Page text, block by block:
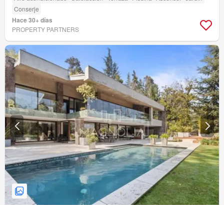
Conserje
Hace 30+ días
PROPERTY PARTNERS